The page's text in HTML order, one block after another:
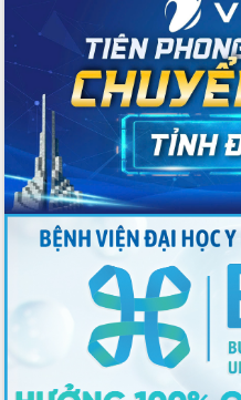
Đoàn đại biểu Quốc hội tỉnh Đắk Lắk
trao đổi thông tin trước Kỳ họp thứ
nhất, Quốc hội khóa XVI
Quyết liệt cải cách hành chính, khơi
thông nguồn lực phát triển
Nâng cao hiệu lực, hiệu quả HĐND
tỉnh thông qua hiện đại hóa hành chính
Xã Ea Phê gắn cải cách hành chính với
chuyển đổi số
Phó Chủ tịch Thường trực UBND tỉnh
Hồ Thị Nguyên Thảo làm việc tại Trung
tâm Phục vụ hành chính công xã Ea
Phê
Xây dựng nền hành chính số đồng
hành cùng nông dân dân, doanh nghiệp